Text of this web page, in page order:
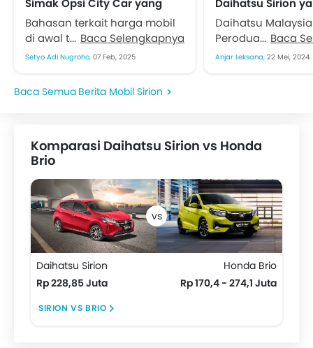
Simak Opsi City Car yang
Lebih Menarik
Bahasan terkait harga mobil
di awal tahun selalu menarik.
Setelah melihat kondisi harga
Baca Selengkapnya
Setyo Adi Nugroho, 07 Feb, 2025
Daihatsu Sirion
Dikonversi
Daihatsu
Perodua, sempat
memamerkan
Baca
Anjar Leksana, 22 Mei, 2024
Berita Mobil Sirion
Komparasi Daihatsu Sirion vs Honda
Brio
Daihatsu Sirion
Rp 228,85 Juta
Honda Brio
Rp 170,4 - 274,1 Juta
SIRION VS BRIO